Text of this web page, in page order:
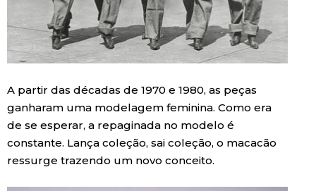
A partir das décadas de 1970 e 1980, as peças
ganharam uma modelagem feminina. Como era
de se esperar, a repaginada no modelo é
constante. Lança coleção, sai coleção, o macacão
ressurge trazendo um novo conceito.